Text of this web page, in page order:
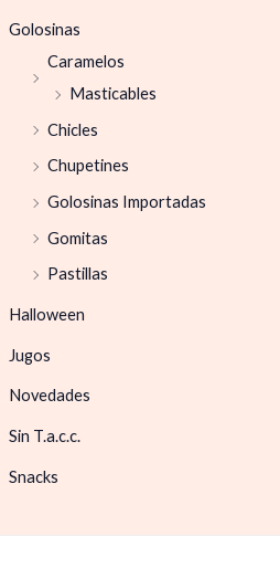
Golosinas
Caramelos
Masticables
Chicles
Chupetines
Golosinas Importadas
Gomitas
Pastillas
Halloween
Jugos
Novedades
Sin T.a.c.c.
Snacks